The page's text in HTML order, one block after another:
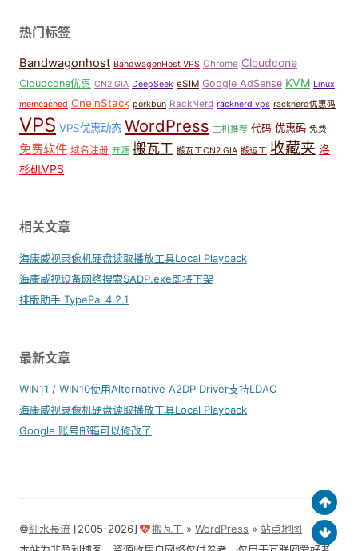
热门标签
Bandwagonhost BandwagonHost VPS Chrome Cloudcone
Cloudcone优惠 CN2 GIA DeepSeek eSIM Google AdSense KVM Linux
memcached OneinStack porkbun RackNerd racknerd vps racknerd优惠码
VPS VPS优惠动态 WordPress 主机推荐 代码 优惠码 免费
免费软件 域名注册 开源 搬瓦工 搬瓦工CN2 GIA 搬运工 收藏夹 洛
杉矶VPS
相关文章
海康威视录像机硬盘读取播放工具Local Playback
海康威视设备网络搜索SADP.exe即将下架
排版助手 TypePal 4.2.1
最新文章
WIN11 / WIN10使用Alternative A2DP Driver支持LDAC
海康威视录像机硬盘读取播放工具Local Playback
Google 账号邮箱可以修改了
©細水長流 ⌈2005-2026⌋ 搬瓦工 »WordPress »站点地图